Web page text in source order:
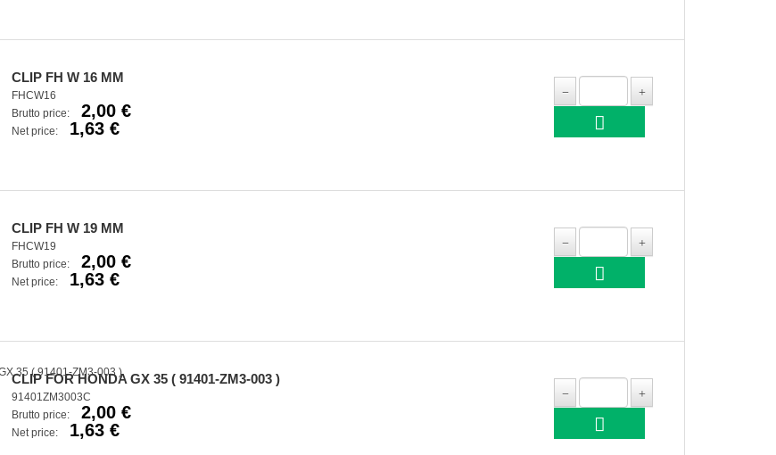
CLIP FH W 16 MM
FHCW16
Brutto price:
2,00 €
Net price: 1,63 €
CLIP FH W 19 MM
FHCW19
Brutto price:
2,00 €
Net price: 1,63 €
CLIP FOR HONDA GX 35 ( 91401-ZM3-003 )
91401ZM3003C
Brutto price:
2,00 €
Net price: 1,63 €